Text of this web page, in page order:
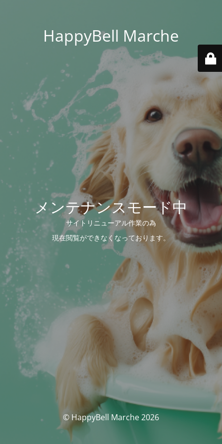
HappyBell Marche
メンテナンスモード中
サイトリニューアル作業の為
現在閲覧ができなくなっております。
© HappyBell Marche 2026